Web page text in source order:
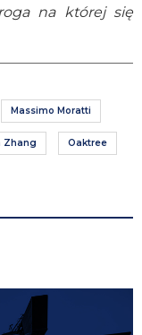
na której się
Massimo Moratti
Zhang Oaktree